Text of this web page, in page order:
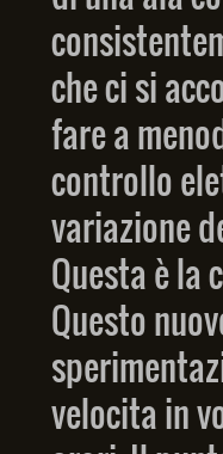
che ci si
fare a meno
controllo
variazione
Questa è la
Questo
velocita in